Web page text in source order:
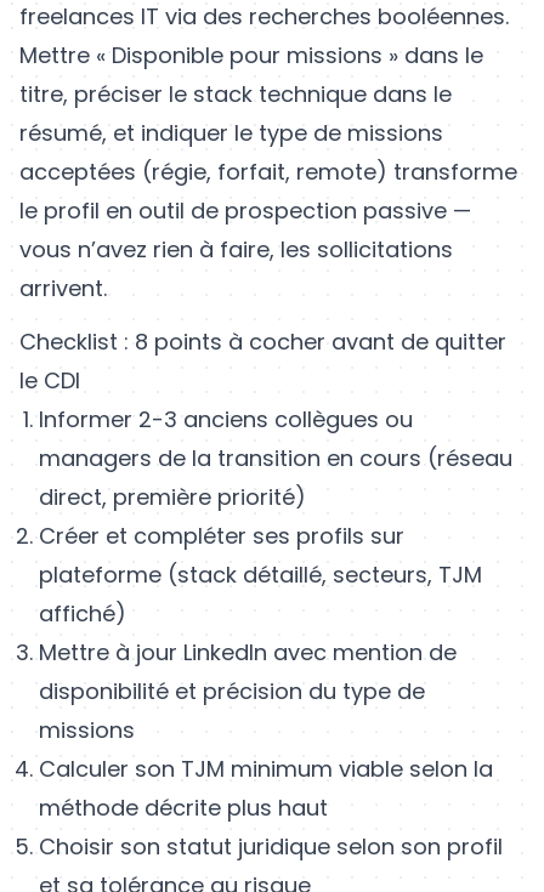
freelances IT via des recherches booléennes.
Mettre « Disponible pour missions » dans le
titre, préciser le stack technique dans le
résumé, et indiquer le type de missions
acceptées (régie, forfait, remote) transforme
le profil en outil de prospection passive —
vous n’avez rien à faire, les sollicitations
arrivent.
Checklist : 8 points à cocher avant de quitter
le CDI
Informer 2-3 anciens collègues ou
managers de la transition en cours (réseau
direct, première priorité)
Créer et compléter ses profils sur
plateforme (stack détaillé, secteurs, TJM
affiché)
Mettre à jour LinkedIn avec mention de
disponibilité et précision du type de
missions
Calculer son TJM minimum viable selon la
méthode décrite plus haut
Choisir son statut juridique selon son profil
et sa tolérance au risque